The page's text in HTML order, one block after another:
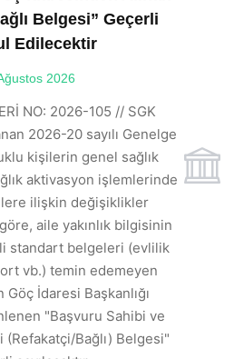
Belgesi” Geçerli
Edilecektir
2026
NO: 2026-105 // SGK
2026-20 sayılı Genelge
kişilerin genel sağlık
aktivasyon işlemlerinde
ilişkin değişiklikler
aile yakınlık bilgisinin
standart belgeleri (evlilik
vb.) temin edemeyen
Göç İdaresi Başkanlığı
"Başvuru Sahibi ve
Bağlı) Belgesi"